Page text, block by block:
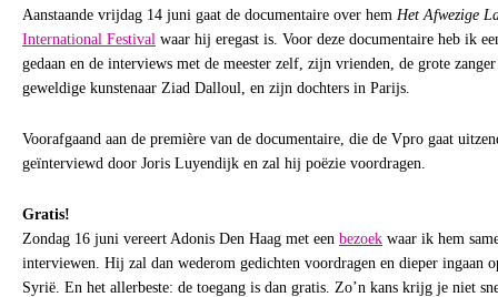
Aanstaande vrijdag 14 juni gaat de documentaire over hem Het Afwezige
International Festival waar hij eregast is. Voor deze documentaire heb ik
gedaan en de interviews met de meester zelf, zijn vrienden, de grote
geweldige kunstenaar Ziad Dalloul, en zijn dochters in Parijs.
Voorafgaand aan de première van de documentaire, die de Vpro gaat
geïnterviewd door Joris Luyendijk en zal hij poëzie voordragen.
Gratis!
Zondag 16 juni vereert Adonis Den Haag met een bezoek waar ik hem
interviewen. Hij zal dan wederom gedichten voordragen en dieper ingaan
Syrië. En het allerbeste: de toegang is dan gratis. Zo’n kans krijg je niet